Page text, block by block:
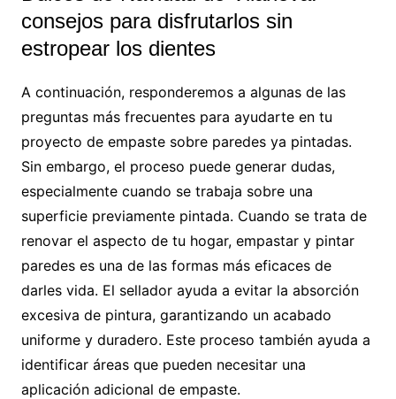
consejos para disfrutarlos sin
estropear los dientes
A continuación, responderemos a algunas de las
preguntas más frecuentes para ayudarte en tu
proyecto de empaste sobre paredes ya pintadas.
Sin embargo, el proceso puede generar dudas,
especialmente cuando se trabaja sobre una
superficie previamente pintada. Cuando se trata de
renovar el aspecto de tu hogar, empastar y pintar
paredes es una de las formas más eficaces de
darles vida. El sellador ayuda a evitar la absorción
excesiva de pintura, garantizando un acabado
uniforme y duradero. Este proceso también ayuda a
identificar áreas que pueden necesitar una
aplicación adicional de empaste.